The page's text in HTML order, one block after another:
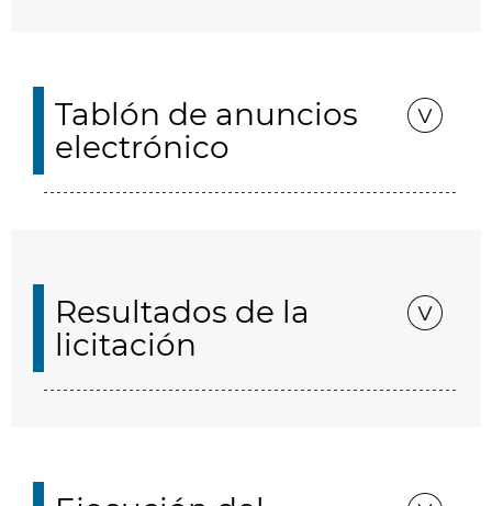
Tablón de anuncios
electrónico
Resultados de la
licitación